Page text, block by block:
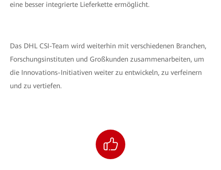
eine besser integrierte Lieferkette ermöglicht.
Das DHL CSI-Team wird weiterhin mit verschiedenen Branchen,
Forschungsinstituten und Großkunden zusammenarbeiten, um
die Innovations-Initiativen weiter zu entwickeln, zu verfeinern
und zu vertiefen.